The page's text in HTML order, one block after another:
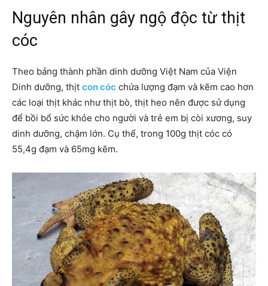
Nguyên nhân gây ngộ độc từ thịt
cóc
Theo bảng thành phần dinh dưỡng Việt Nam của Viện
Dinh dưỡng, thịt con cóc chứa lượng đạm và kẽm cao hơn
các loại thịt khác như thịt bò, thịt heo nên được sử dụng
để bồi bổ sức khỏe cho người và trẻ em bị còi xương, suy
dinh dưỡng, chậm lớn. Cụ thể, trong 100g thịt cóc có
55,4g đạm và 65mg kẽm.